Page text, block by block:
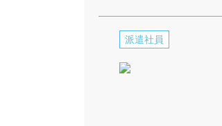
派遣社員